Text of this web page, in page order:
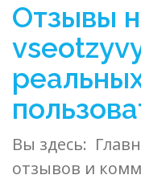
Отзывы
Вы здесь:
отзывов и